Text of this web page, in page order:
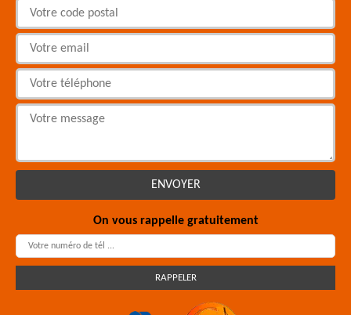
On vous rappelle gratuitement